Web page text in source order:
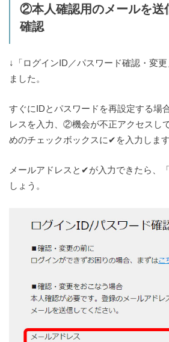
②本人確認用のメールを送
確認
↓「ログインID／パスワード確認・変
ました。
すぐにIDとパスワードを再設定する場
レスを入力、②機会が不正アクセスし
めのチェックボックスに✔を入力します
メールアドレスと✔が入力できたら、
しょう。